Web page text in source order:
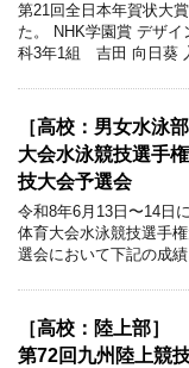
第21回全日本年賀状大
た。 NHK学園賞 デザ
科3年1組 吉田 向日葵
［高校：男女水泳
大会水泳競技選手
技大会予選会
令和8年6月13日〜14日
体育大会水泳競技選手
選会において下記の成
［高校：陸上部］
第72回九州陸上競